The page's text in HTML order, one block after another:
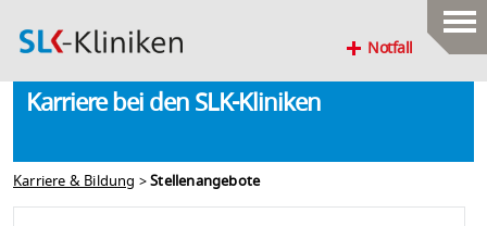
Notfall
Karriere bei den SLK-Kliniken
Karriere & Bildung >Stellenangebote